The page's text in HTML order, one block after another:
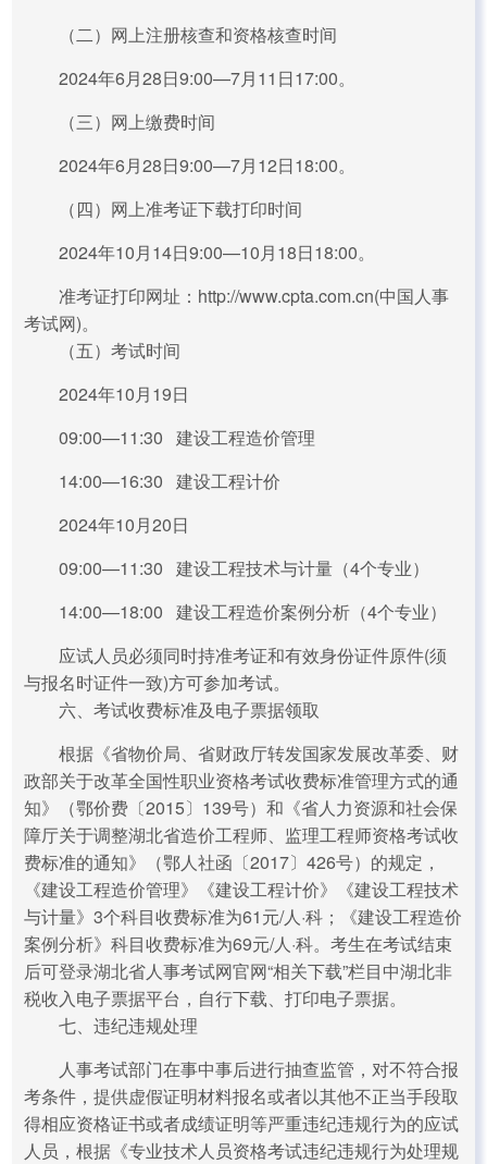
（二）网上注册核查和资格核查时间
2024年6月28日9:00—7月11日17:00。
（三）网上缴费时间
2024年6月28日9:00—7月12日18:00。
（四）网上准考证下载打印时间
2024年10月14日9:00—10月18日18:00。
准考证打印网址：http://www.cpta.com.cn(中国人事
考试网)。
（五）考试时间
2024年10月19日
09:00—11:30 建设工程造价管理
14:00—16:30 建设工程计价
2024年10月20日
09:00—11:30 建设工程技术与计量（4个专业）
14:00—18:00 建设工程造价案例分析（4个专业）
应试人员必须同时持准考证和有效身份证件原件(须
与报名时证件一致)方可参加考试。
六、考试收费标准及电子票据领取
根据《省物价局、省财政厅转发国家发展改革委、财
政部关于改革全国性职业资格考试收费标准管理方式的通
知》（鄂价费〔2015〕139号）和《省人力资源和社会保
障厅关于调整湖北省造价工程师、监理工程师资格考试收
费标准的通知》（鄂人社函〔2017〕426号）的规定，
《建设工程造价管理》《建设工程计价》《建设工程技术
与计量》3个科目收费标准为61元/人·科；《建设工程造价
案例分析》科目收费标准为69元/人·科。考生在考试结束
后可登录湖北省人事考试网官网“相关下载”栏目中湖北非
税收入电子票据平台，自行下载、打印电子票据。
七、违纪违规处理
人事考试部门在事中事后进行抽查监管，对不符合报
考条件，提供虚假证明材料报名或者以其他不正当手段取
得相应资格证书或者成绩证明等严重违纪违规行为的应试
人员，根据《专业技术人员资格考试违纪违规行为处理规